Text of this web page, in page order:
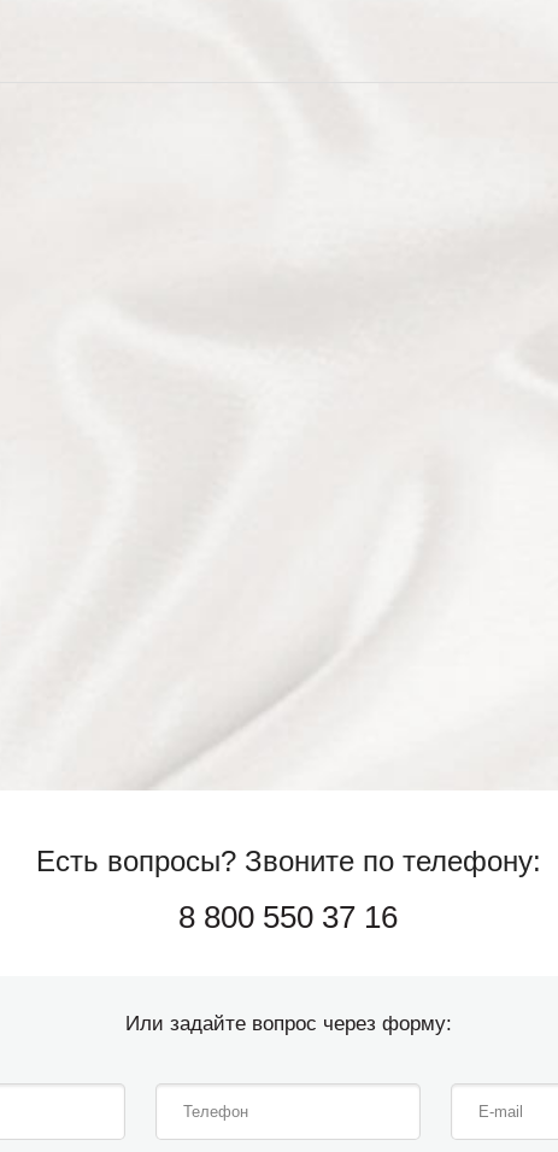
Есть вопросы?Звоните по телефону:
8 800 550 37 16
Или задайте вопрос через форму: